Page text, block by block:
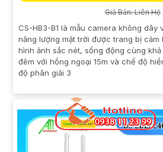
Giá Bán: Liên Hệ
CS-HB3-B1 là mẫu camera không dây
năng lượng mặt trời được trang bị cảm
hình ảnh sắc nét, sống động cùng
đêm với hồng ngoại 15m và chế độ
độ phân giải 3